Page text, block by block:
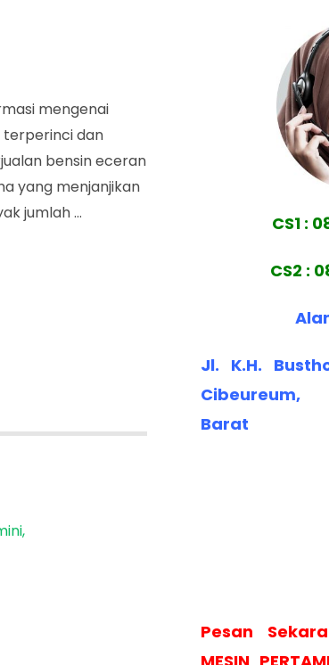
mengenai
terperinci dan
bensin eceran
yang menjanjikan
jumlah …
CS1 :
CS2 :
Jl. K.H.
Cibeureum,
Barat
Pesan